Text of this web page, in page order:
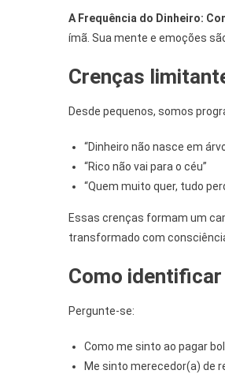
A Frequência do Dinheiro:
ímã. Sua mente e emoções
Crenças
Desde pequenos, somos
“Dinheiro não nasce em
“Rico não vai para o céu”
“Quem muito quer, tudo
Essas crenças formam um
transformado com
Como
Pergunte-se:
Como me sinto ao pagar
Me sinto merecedor(a) de